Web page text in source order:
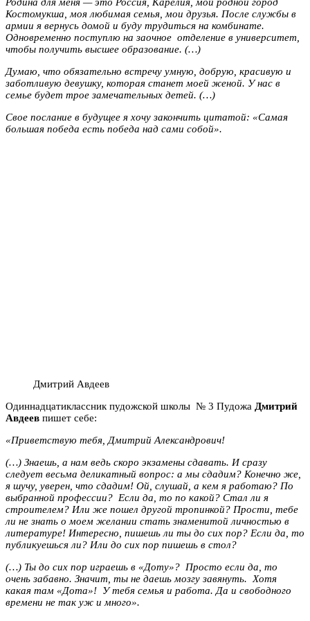
Костомукша, моя любимая семья, мои друзья. После службы в
армии я вернусь домой и буду трудиться на комбинате.
Одновременно поступлю на заочное отделение в университет,
чтобы получить высшее образование. (…)
Думаю, что обязательно встречу умную, добрую, красивую и
заботливую девушку, которая станет моей женой. У нас в
семье будет трое замечательных детей. (…)
Свое послание в будущее я хочу закончить цитатой: «Самая
большая победа есть победа над сами собой».
Дмитрий Авдеев
Одиннадцатиклассник пудожской школы № 3 Пудожа Дмитрий
Авдеев пишет себе:
«Приветствую тебя, Дмитрий Александрович!
(…) Знаешь, а нам ведь скоро экзамены сдавать. И сразу
следует весьма деликатный вопрос: а мы сдадим? Конечно же,
я шучу, уверен, что сдадим! Ой, слушай, а кем я работаю? По
выбранной профессии? Если да, то по какой? Стал ли я
строителем? Или же пошел другой тропинкой? Прости, тебе
ли не знать о моем желании стать знаменитой личностью в
литературе! Интересно, пишешь ли ты до сих пор? Если да, то
публикуешься ли? Или до сих пор пишешь в стол?
(…) Ты до сих пор играешь в «Доту»? Просто если да, то
очень забавно. Значит, ты не даешь мозгу завянуть. Хотя
какая там «Дота»! У тебя семья и работа. Да и свободного
времени не так уж и много».